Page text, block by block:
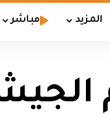
المزيد مباشر